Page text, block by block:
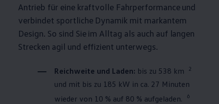
Antrieb für eine kraftvolle Fahrperformance und
verbindet sportliche Dynamik mit markantem
Design. So sind Sie im Alltag als auch auf langen
Strecken agil und effizient unterwegs.
Reichweite und Laden: bis zu 538 km 2
und mit bis zu 185 kW in ca. 27 Minuten
wieder von 10 % auf 80 % aufgeladen.
6